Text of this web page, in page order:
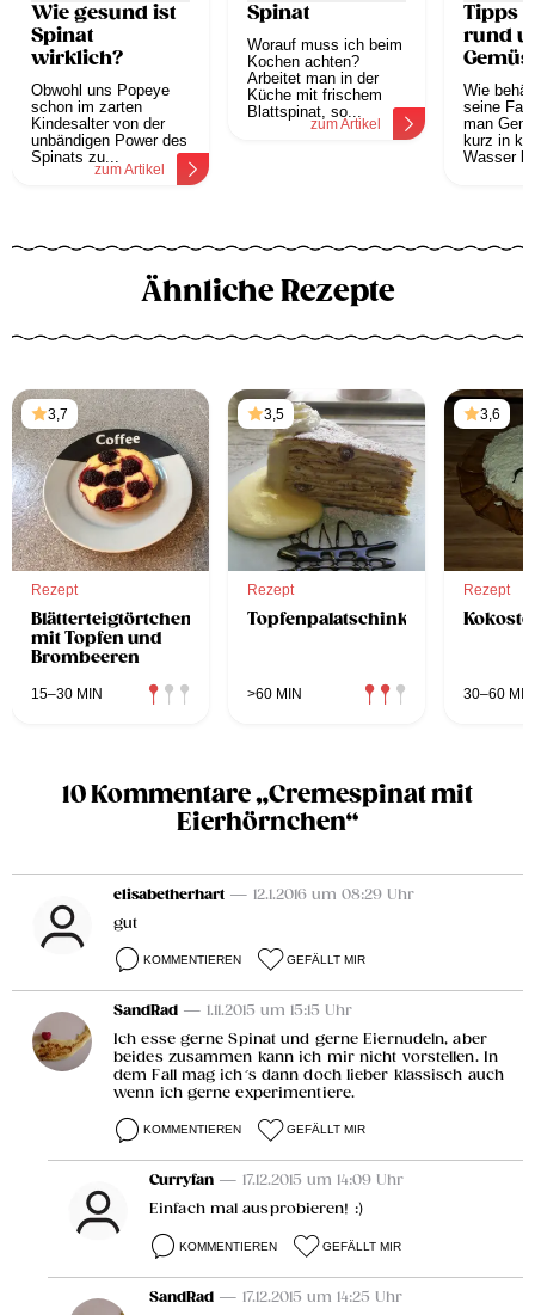
Wie gesund ist
Spinat
wirklich?
Obwohl uns Popeye
schon im zarten
Kindesalter von der
unbändigen Power des
Spinats zu...
zum Artikel
Spinat
Worauf muss ich beim
Kochen achten?
Arbeitet man in der
Küche mit frischem
Blattspinat, so...
zum Artikel
Tipps
rund
Wie
seine
man
kurz in
Wasser
Ähnliche Rezepte
3,7
Rezept
Blätterteigtörtchen
mit Topfen und
Brombeeren
15–30 MIN
3,5
Rezept
Topfenpalatschinkentorte
>60 MIN
3,6
Rezept
30–60 MIN
10 Kommentare „Cremespinat mit
Eierhörnchen“
elisabetherhart — 12.1.2016 um 08:29 Uhr
gut
KOMMENTIEREN GEFÄLLT MIR
SandRad — 1.11.2015 um 15:15 Uhr
Ich esse gerne Spinat und gerne Eiernudeln, aber
beides zusammen kann ich mir nicht vorstellen. In
dem Fall mag ich´s dann doch lieber klassisch auch
wenn ich gerne experimentiere.
KOMMENTIEREN GEFÄLLT MIR
Curryfan — 17.12.2015 um 14:09 Uhr
Einfach mal ausprobieren! :)
KOMMENTIEREN GEFÄLLT MIR
SandRad — 17.12.2015 um 14:25 Uhr